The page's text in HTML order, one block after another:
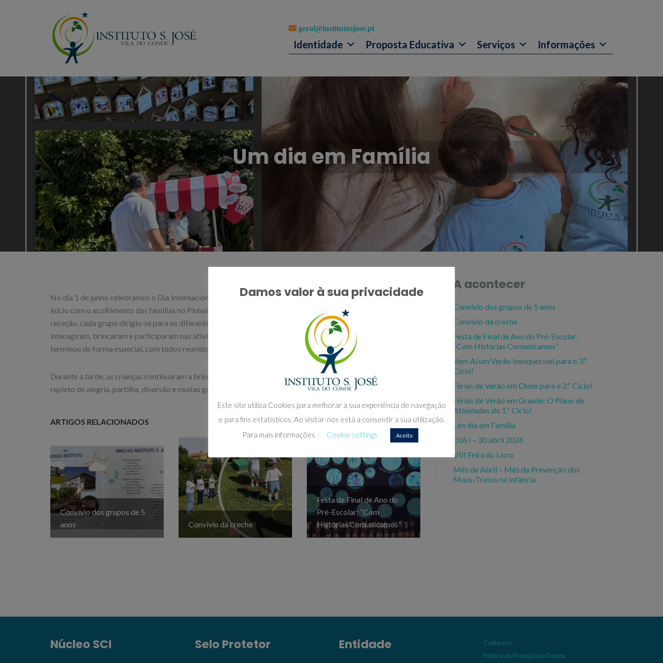
geral@institutosjose.pt
Identidade Proposta Educativa Serviços Informações
Um dia em Família
No dia 1 de junho celebrámos o Dia Internacional da Família e o Dia Mundial da Criança. A manhã teve
início com o acolhimento das famílias no Pinhal da Instituição, ao som da música
We are Family.
receção, cada grupo dirigiu-se para os diferentes espaços da Instituição e JUNTOS, Famílias e Crianças
interagiram, brincaram e participaram nas atividades de grupo e momentos de exploração livre. A manhã
terminou de forma especial, com todos reunidos a cantar o hino do Instituto.
Durante a tarde, as crianças continuaram a brincar, a sorrir, a dançar e a divertir-se no exterior. Foi um dia
repleto de alegria, partilha, diversão e muitas gargalhadas.
ARTIGOS RELACIONADOS
Convívio dos grupos de 5
anos
Convívio da creche
Festa de Final de Ano do
Pré-Escolar: “Com
Histórias Comunicamos”
A acontecer
Convívio dos grupos de 5 anos
Convívio da creche
Festa de Final de Ano do Pré-Escolar:
“Com Histórias Comunicamos”
Vem Aí um Verão Inesquecível para o 3.º
Ciclo!
Férias de Verão em Cheio para o 2.º Ciclo!
Férias de Verão em Grande: O Plano de
Atividades do 1.º Ciclo!
Um dia em Família
DIA I – 30 abril 2026
VIII Feira do Livro
Mês de Abril – Mês da Prevenção dos
Maus-Tratos na Infância
Núcleo SCI Selo Protetor Entidade
Contactos
Política de Proteção de Dados
Damos valor à sua privacidade
Este site utiliza Cookies para melhorar a sua experiência de navegação
e para fins estatísticos. Ao visitar-nos está a consentir a sua utilização.
Para mais informações
Cookie settings Aceito